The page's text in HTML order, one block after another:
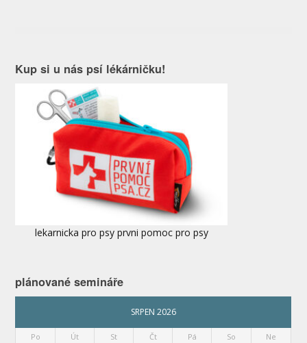
Kup si u nás psí lékárničku!
lekarnicka pro psy prvni pomoc pro psy
plánované semináře
SRPEN 2026
Po Út St Čt Pá So Ne